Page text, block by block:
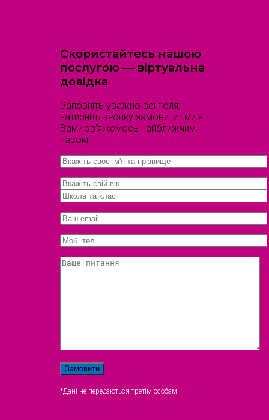
Скористайтесь нашою
послугою — віртуальна
довідка
Заповніть уважно всі поля,
натисніть кнопку замовити і ми з
Вами зв'яжемось найближчим
часом.
*Дані не передаються третім особам